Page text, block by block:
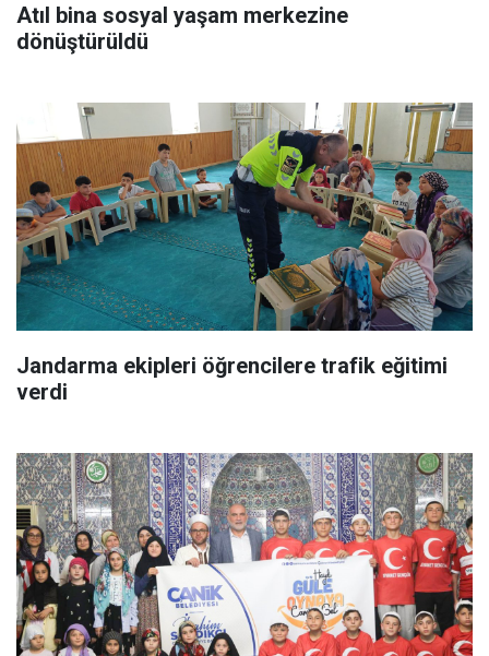
Atıl bina sosyal yaşam merkezine
dönüştürüldü
Jandarma ekipleri öğrencilere trafik eğitimi
verdi